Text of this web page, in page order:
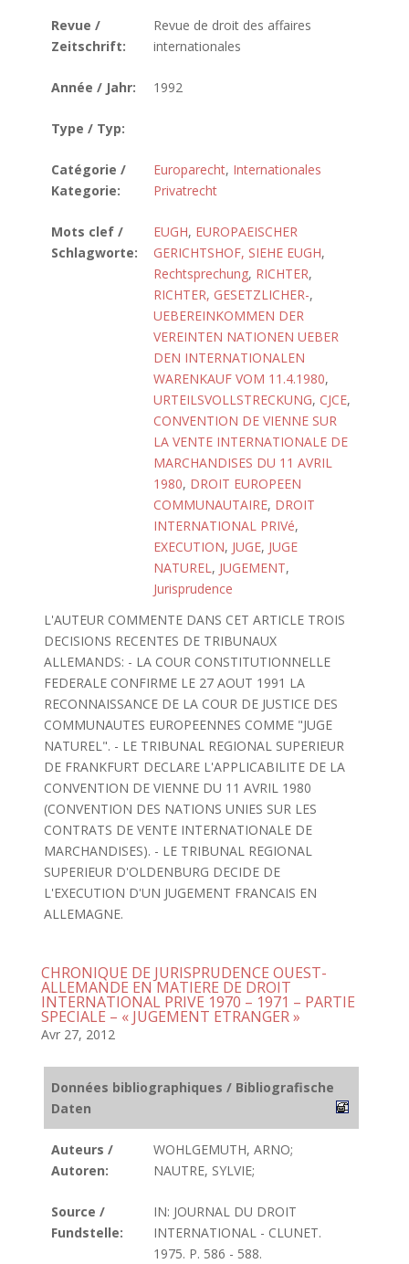
Revue /
Zeitschrift:
Revue de droit des affaires
internationales
Année / Jahr: 1992
Type / Typ:
Catégorie /
Kategorie:
Europarecht, Internationales
Privatrecht
Mots clef /
Schlagworte:
EUGH, EUROPAEISCHER
GERICHTSHOF, SIEHE EUGH,
Rechtsprechung, RICHTER,
RICHTER, GESETZLICHER-,
UEBEREINKOMMEN DER
VEREINTEN NATIONEN UEBER
DEN INTERNATIONALEN
WARENKAUF VOM 11.4.1980,
URTEILSVOLLSTRECKUNG, CJCE,
CONVENTION DE VIENNE SUR
LA VENTE INTERNATIONALE DE
MARCHANDISES DU 11 AVRIL
1980, DROIT EUROPEEN
COMMUNAUTAIRE, DROIT
INTERNATIONAL PRIVé,
EXECUTION, JUGE, JUGE
NATUREL, JUGEMENT,
Jurisprudence
L'AUTEUR COMMENTE DANS CET ARTICLE TROIS
DECISIONS RECENTES DE TRIBUNAUX
ALLEMANDS: - LA COUR CONSTITUTIONNELLE
FEDERALE CONFIRME LE 27 AOUT 1991 LA
RECONNAISSANCE DE LA COUR DE JUSTICE DES
COMMUNAUTES EUROPEENNES COMME "JUGE
NATUREL". - LE TRIBUNAL REGIONAL SUPERIEUR
DE FRANKFURT DECLARE L'APPLICABILITE DE LA
CONVENTION DE VIENNE DU 11 AVRIL 1980
(CONVENTION DES NATIONS UNIES SUR LES
CONTRATS DE VENTE INTERNATIONALE DE
MARCHANDISES). - LE TRIBUNAL REGIONAL
SUPERIEUR D'OLDENBURG DECIDE DE
L'EXECUTION D'UN JUGEMENT FRANCAIS EN
ALLEMAGNE.
CHRONIQUE DE JURISPRUDENCE OUEST-
ALLEMANDE EN MATIERE DE DROIT
INTERNATIONAL PRIVE 1970 – 1971 – PARTIE
SPECIALE – « JUGEMENT ETRANGER »
Avr 27, 2012
Données bibliographiques / Bibliografische
Daten
Auteurs /
Autoren:
WOHLGEMUTH, ARNO;
NAUTRE, SYLVIE;
Source /
Fundstelle:
IN: JOURNAL DU DROIT
INTERNATIONAL - CLUNET.
1975. P. 586 - 588.